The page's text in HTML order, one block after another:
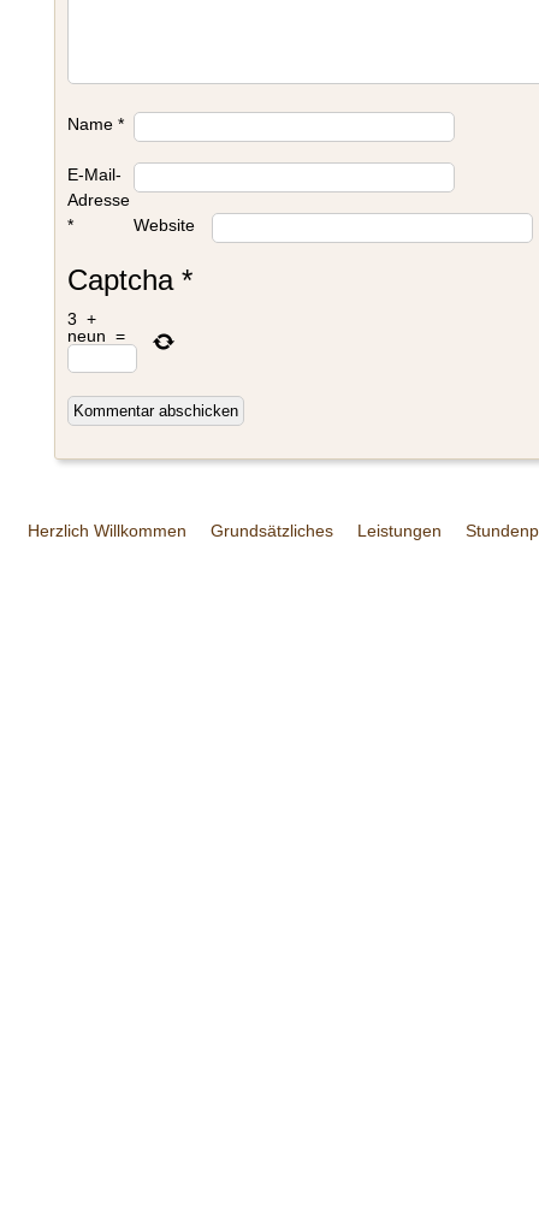
Name *
E-Mail-
Adresse
*
Website
Captcha*
3 +
neun =
Herzlich Willkommen Grundsätzliches Leistungen